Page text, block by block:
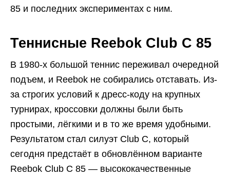
85 и последних экспериментах с ним.
Теннисные Reebok Club C 85
В 1980-х большой теннис переживал очередной
подъем, и Reebok не собирались отставать. Из-
за строгих условий к дресс-коду на крупных
турнирах, кроссовки должны были быть
простыми, лёгкими и в то же время удобными.
Результатом стал силуэт Club C, который
сегодня предстаёт в обновлённом варианте
Reebok Club C 85 — высококачественные